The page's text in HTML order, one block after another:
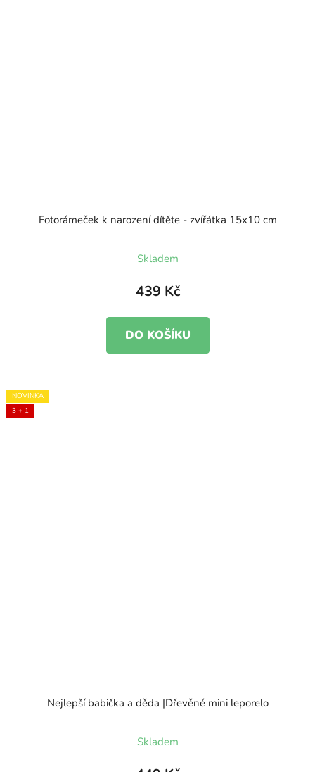
Fotorámeček k narození dítěte - zvířátka 15x10 cm
Skladem
439 Kč
DO KOŠÍKU
NOVINKA
3 + 1
Nejlepší babička a děda |Dřevěné mini leporelo
Skladem